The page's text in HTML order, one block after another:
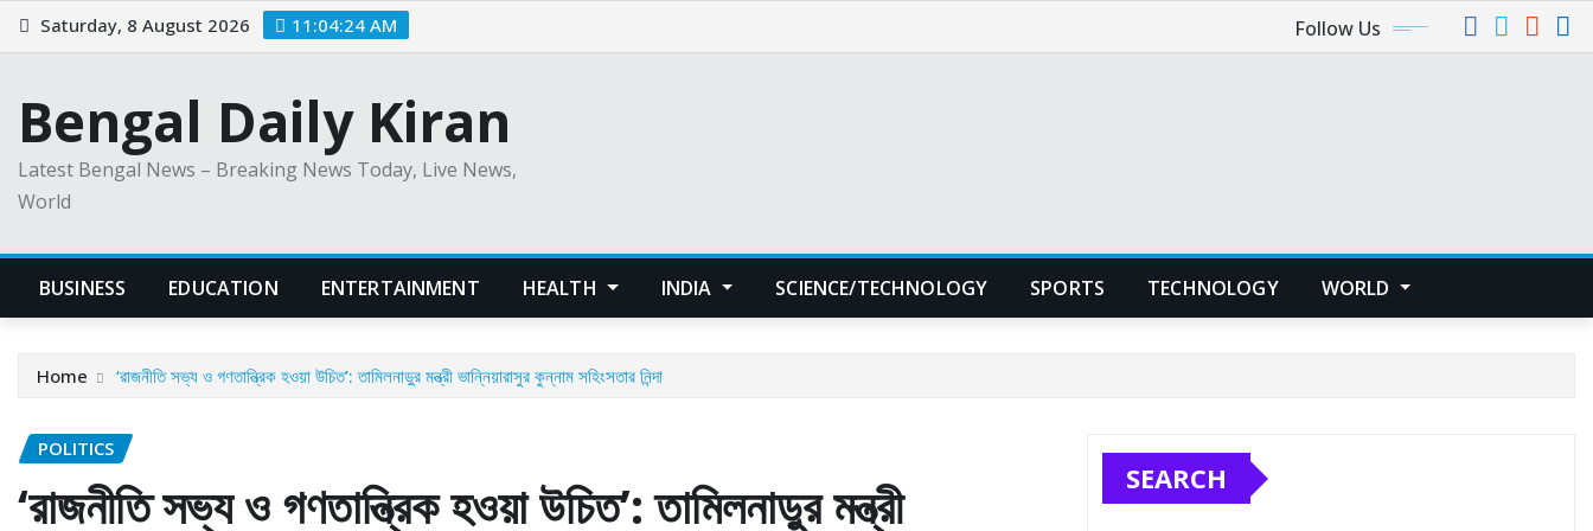
Skip
to
Saturday, 8 August 2026 11:04:25 AM Follow Us
Bengal Daily Kiran
Latest Bengal News – Breaking News Today, Live News,
World
BUSINESS EDUCATION ENTERTAINMENT HEALTH INDIA SCIENCE/TECHNOLOGY SPORTS TECHNOLOGY WORLD
Home ‘রাজনীতি সভ্য ও গণতান্ত্রিক হওয়া উচিত’: তামিলনাড়ুর মন্ত্রী ভান্নিয়ারাসুর কুন্নাম সহিংসতার নিন্দা
POLITICS
‘রাজনীতি সভ্য ও গণতান্ত্রিক হওয়া উচিত’: তামিলনাড়ুর মন্ত্রী SEARCH